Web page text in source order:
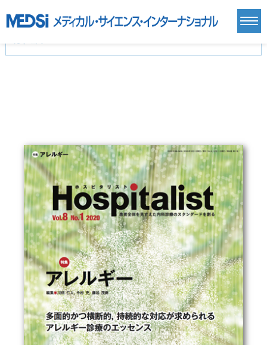
基礎医学(93)
基礎医学関連科学(80)
自然科学(25)
看護学(21)
医療技術(16)
歯科学(3)
栄養学(0)
薬学(7)
保健・体育(1)
衛生・公衆衛生学(14)
医学一般(91) マルチメディア(0)